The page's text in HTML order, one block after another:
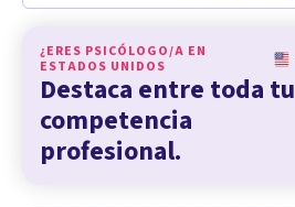
¿ERES PSICÓLOGO/A EN
ESTADOS UNIDOS
Destaca entre toda tu
competencia
profesional.